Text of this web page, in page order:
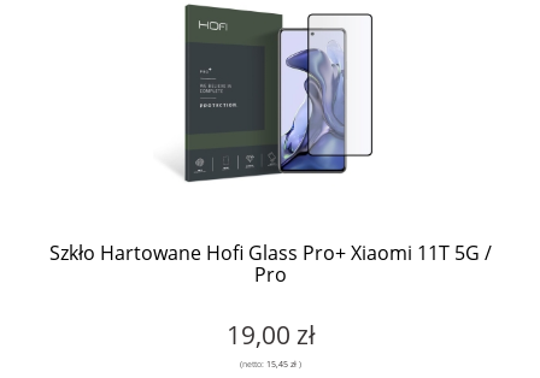
Szkło Hartowane Hofi Glass Pro+ Xiaomi 11T 5G /
Pro
19,00 zł
(netto: 15,45 zł)